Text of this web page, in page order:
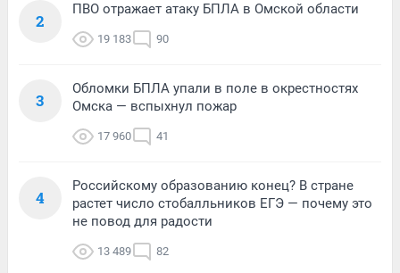
2
ПВО отражает атаку БПЛА в Омской области
19 183 90
3
Обломки БПЛА упали в поле в окрестностях
Омска — вспыхнул пожар
17 960 41
4
Российскому образованию конец? В стране
растет число стобалльников ЕГЭ — почему это
не повод для радости
13 489 82